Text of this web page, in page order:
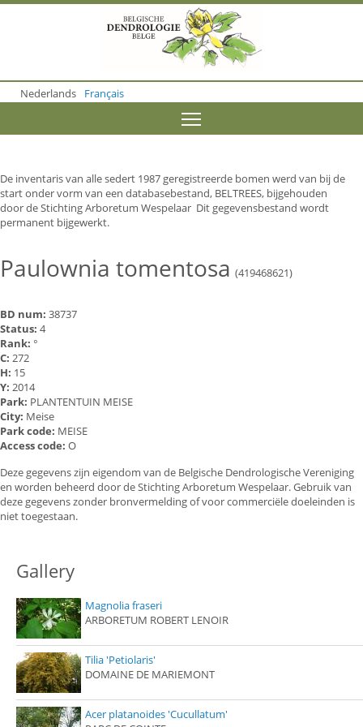
o
m
o
n
t
e
n
Nederlands Français
De inventaris van alle sedert 1987 geregistreerde bomen werd van bij de
start onder vorm van een databasebestand, BELTREES, bijgehouden
door de Stichting Arboretum Wespelaar Dit gegevensbestand wordt
permanent bijgewerkt.
Paulownia tomentosa (419468621)
BD num: 38737
Status: 4
Rank: °
C: 272
H: 15
Y: 2014
Park: PLANTENTUIN MEISE
City: Meise
Park code: MEISE
Access code: O
Deze gegevens zijn eigendom van de Belgische Dendrologische Vereniging
en worden beheerd door de Stichting Arboretum Wespelaar. Gebruik van
deze gegevens zonder bronvermelding of voor commerciële doeleinden is
niet toegestaan.
Gallery
Magnolia fraseri
ARBORETUM ROBERT LENOIR
Tilia 'Petiolaris'
DOMAINE DE MARIEMONT
Acer platanoides 'Cucullatum'